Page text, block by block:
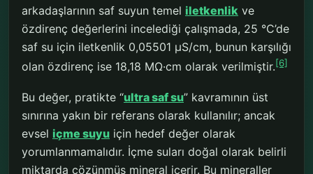
arkadaşlarının saf suyun temel iletkenlik ve
özdirenç değerlerini incelediği çalışmada, 25 °C’de
saf su için iletkenlik 0,05501 µS/cm, bunun karşılığı
olan özdirenç ise 18,18 MΩ·cm olarak verilmiştir.[6]
Bu değer, pratikte “ultra saf su” kavramının üst
sınırına yakın bir referans olarak kullanılır; ancak
evsel içme suyu için hedef değer olarak
yorumlanmamalıdır. İçme suları doğal olarak belirli
miktarda çözünmüş mineral içerir. Bu mineraller